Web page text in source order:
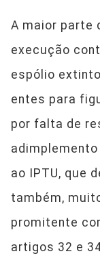
A maior parte
execução
espólio
entes para
por falta de
ao IPTU, que
também,
promitente
artigos 32 e